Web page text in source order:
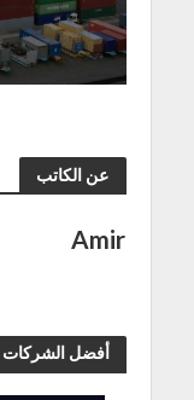
عن الكاتب
Amir
أفضل الشركات